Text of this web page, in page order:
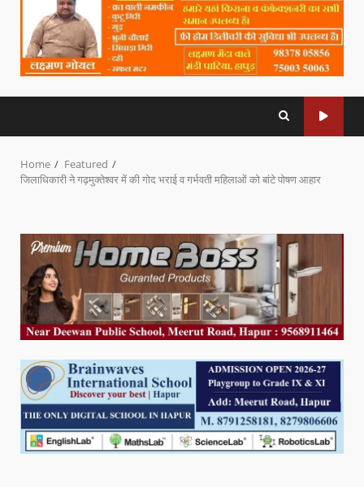
Home
Featured
जिलाधिकारी ने गढ़मुक्तेश्वर में की गोद भराई व गर्भवती महिलाओं को बांटे पोषण आहार